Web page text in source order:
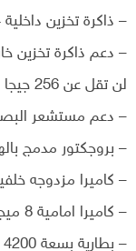
– ذاكرة تخزين داخلية 64 أو 128 أو 256 جيجا بايت .
– دعم ذاكرة تخزين
لن تقل عن 256 جيجا بايت .
– دعم مستشعر
– بروجكتور مدمج
– كاميرا مزدوجه خلفية 12 ميجا
– كاميرا امامية 8 ميجا بكسل .